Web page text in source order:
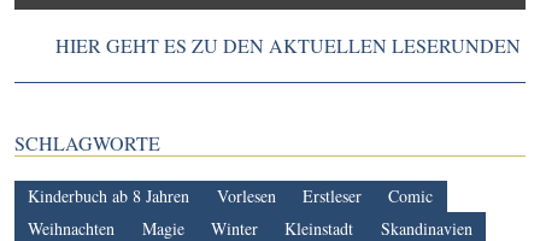
HIER GEHT ES ZU DEN AKTUELLEN LESERUNDEN
SCHLAGWORTE
Kinderbuch ab 8 Jahren Vorlesen Erstleser
Comic
Weihnachten
Magie Winter Kleinstadt
Skandinavien